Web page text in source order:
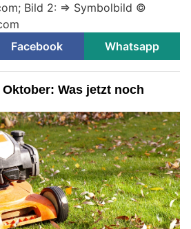
Bild 2: => Symbolbild ©
Facebook Whatsapp
Was jetzt noch